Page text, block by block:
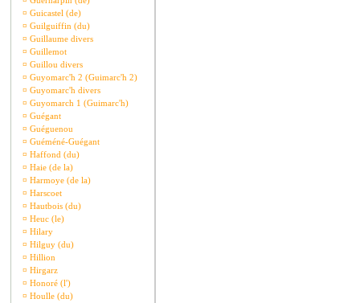
¤ Guicastel (de)
¤ Guilguiffin (du)
¤ Guillaume divers
¤ Guillemot
¤ Guillou divers
¤ Guyomarc'h 2 (Guimarc'h 2)
¤ Guyomarc'h divers
¤ Guyomarch 1 (Guimarc'h)
¤ Guégant
¤ Guéguenou
¤ Guéméné-Guégant
¤ Haffond (du)
¤ Haie (de la)
¤ Harmoye (de la)
¤ Harscoet
¤ Hautbois (du)
¤ Heuc (le)
¤ Hilary
¤ Hilguy (du)
¤ Hillion
¤ Hirgarz
¤ Honoré (l')
¤ Houlle (du)